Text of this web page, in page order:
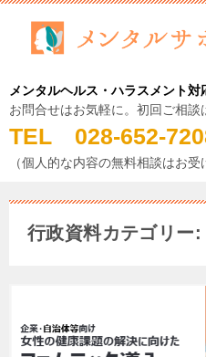
メンタルヘルス・ハラスメント対
お問合せはお気軽に。初回ご相談
TEL 028-652-
（個人的な内容の無料相談はお受
行政資料カテゴリー